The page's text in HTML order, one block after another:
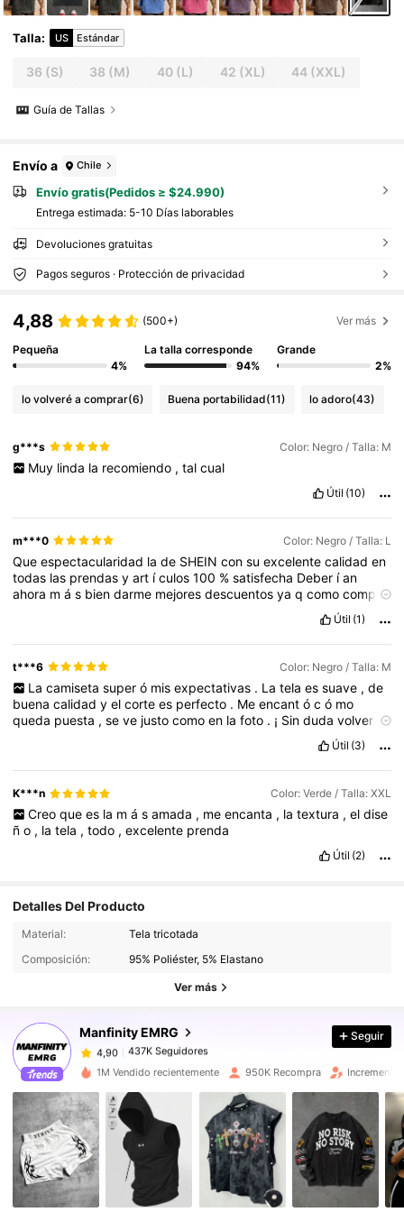
do para uso diario, salidas, fiestas, festivales
de música, vacaciones
Talla: US Estándar
36 (S) 38 (M) 40(L) 42 (XL) 44 (XXL)
Guía de Tallas
Envío a Chile
Envío gratis(Pedidos ≥ $24.990)
Entrega estimada: 5-10 Días laborables
Devoluciones gratuitas
Pagos seguros · Protección de privacidad
4,88 (500+) Ver más
Pequeña
4%
La talla corresponde
94%
Grande
2%
lo volveré a comprar(6) Buena portabilidad(11) lo adoro(43)
g***s Color: Negro / Talla: M
Muy linda la recomiendo , tal cual
Útil (10)
m***0 Color: Negro / Talla: L
Queespectacularidad lade SHEINconsuexcelentecalidaden
todas las prendasyart ículos100 %satisfecha Deber ían
ahora más biendarme mejoresdescuentosyaqcomocompro
los
mayory
mejoresdescuentosoloesesodelresto100/10SHEINen
calidad
y log stica
Útil (1)
t***6 Color: Negro / Talla: M
La camiseta super ó mis expectativas . La tela es suave , de
buenacalidadyelcortees perfecto . Meencantócó mo
queda puesta ,seve justocomoen lafoto . ¡ Sindudavolver ía
Útil (3)
K***n Color: Verde / Talla: XXL
Creo que es la m á s amada , me encanta , la textura , el dise
ño , latela ,todo ,excelente prenda
Útil (2)
Detalles Del Producto
Material:
Tela tricotada
Composición:
95% Poliéster, 5% Elastano
Ver más
Manfinity EMRG
437K Seguidores
437K Seguidores
4,90 437K Seguidores
4,90 437K Seguidores
4,90 437K Seguidores
Seguir
1M Vendido recientemente 950K Recompra Incremento